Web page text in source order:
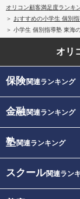
オリコン顧客満足度ランキ
おすすめの小学生 個別
小学生 個別指導塾 東海
オリ
保険関連ランキング
金融関連ランキング
塾関連ランキング
スクール関連ラン